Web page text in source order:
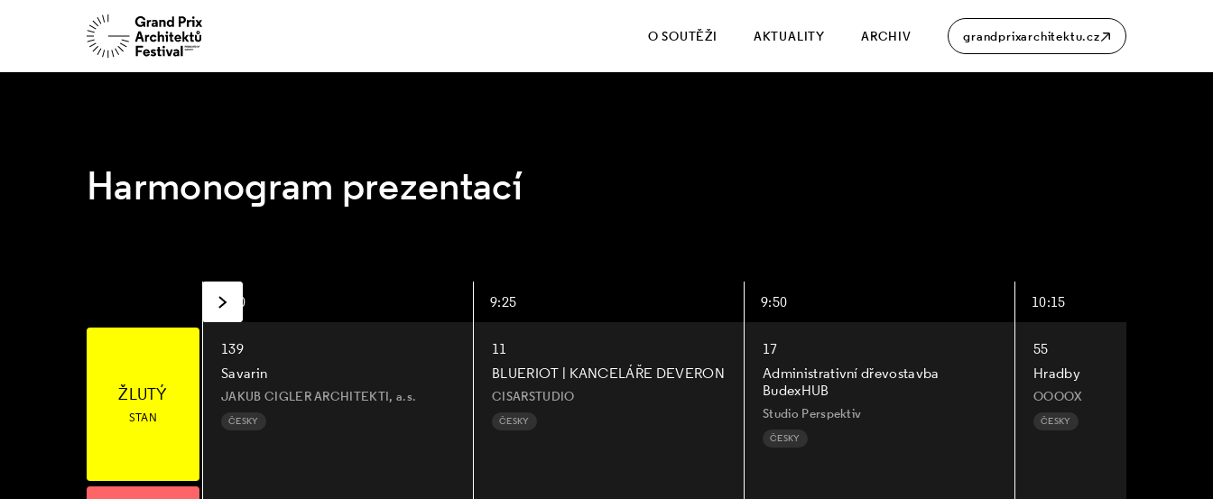
O SOUTĚŽI AKTUALITY ARCHIV grandprixarchitektu.cz
Harmonogram prezentací
ŽLUTÝ
STAN
9:00 9:25 9:50 10:15
139
Savarin
JAKUB CIGLER ARCHITEKTI, a.s.
ČESKY
11
BLUERIOT | KANCELÁŘE DEVERON
CISARSTUDIO
ČESKY
17
Administrativní dřevostavba
BudexHUB
Studio Perspektiv
ČESKY
55
Hradby
OOOOX
ČESKY